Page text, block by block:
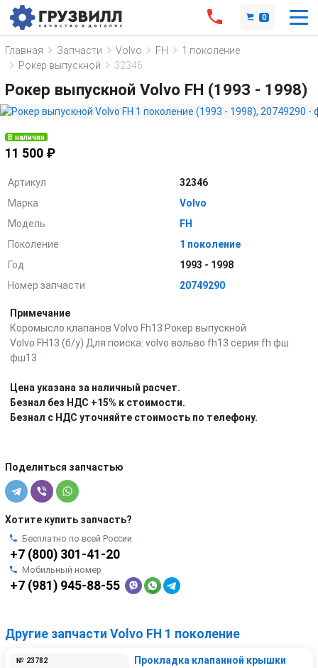
0
Главная Запчасти Volvo FH
1 поколение
Рокер выпускной
32346
Рокер выпускной Volvo FH (1993 - 1998)
В наличии
11 500 ₽
Артикул
32346
Марка
Volvo
Модель
FH
Поколение
1 поколение
Год
1993 - 1998
Номер запчасти
20749290
Примечание
Коpoмысло клaпанов Vоlvо Fh13 Рокер выпускной
Volvo FH13 (б/у) Для поиска: volvo вольво fh13 серия fh фш
фш13
Цена указана за наличный расчет.
Безнал без НДС +15% к стоимости.
Безнал с НДС уточняйте стоимость по телефону.
Поделиться запчастью
Хотите купить запчасть?
Бесплатно по всей России
+7 (800) 301-41-20
Мобильный номер
+7 (981) 945-88-55
Другие запчасти Volvo FH 1 поколение
№ 23782
Прокладка клапанной крышки